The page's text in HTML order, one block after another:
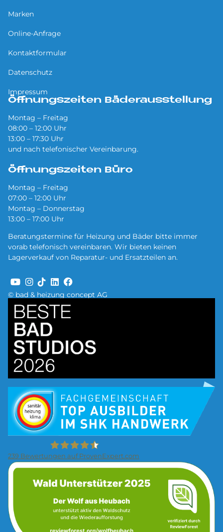
© bad & heizung concept AG
239 Bewertungen auf ProvenExpert.com
Bild
Marken
Online-Anfrage
Kontaktformular
Datenschutz
Impressum
Öffnungszeiten Bäderausstellung
Montag – Freitag
08:00 – 12:00 Uhr
13:00 – 17:30 Uhr
und nach telefonischer Vereinbarung.
Öffnungszeiten Büro
Montag – Freitag
07:00 – 12:00 Uhr
Montag – Donnerstag
13:00 – 17:00 Uhr
Beratungstermine für Heizung und Bäder bitte immer
vorab telefonisch vereinbaren. Wir bieten keinen
Lagerverkauf von Reparatur- und Ersatzteilen an.